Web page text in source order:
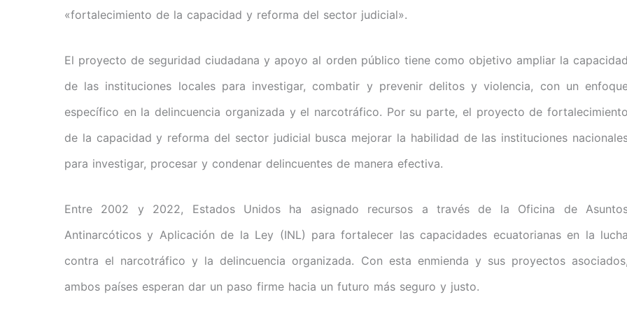
«fortalecimiento de la capacidad y reforma del sector judicial».
El proyecto de seguridad ciudadana y apoyo al orden público tiene como objetivo ampliar la capacidad
de las instituciones locales para investigar, combatir y prevenir delitos y violencia, con un
específico en la delincuencia organizada y el narcotráfico. Por su parte, el proyecto de fortalecimiento
de la capacidad y reforma del sector judicial busca mejorar la habilidad de las instituciones
para investigar, procesar y condenar delincuentes de manera efectiva.
Entre 2002 y 2022, Estados Unidos ha asignado recursos a través de la Oficina de
Antinarcóticos y Aplicación de la Ley (INL) para fortalecer las capacidades ecuatorianas en la lucha
contra el narcotráfico y la delincuencia organizada. Con esta enmienda y sus proyectos asociados,
ambos países esperan dar un paso firme hacia un futuro más seguro y justo.